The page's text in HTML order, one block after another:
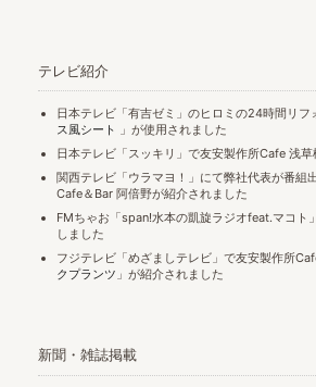
テレビ紹介
日本テレビ「有吉ゼミ」のヒロミの24時間リフ
ス風シート
」が使用されました
日本テレビ「スッキリ」で友安製作所Cafe 浅
関西テレビ「ウラマヨ！」にて弊社代表が番組
Cafe＆Bar 阿倍野が紹介されました
FMちゃお「span!水本の凱旋ラジオfeat.マコト
しました
フジテレビ「めざましテレビ」で友安製作所
クプランツ 」が紹介されました
新聞・雑誌掲載